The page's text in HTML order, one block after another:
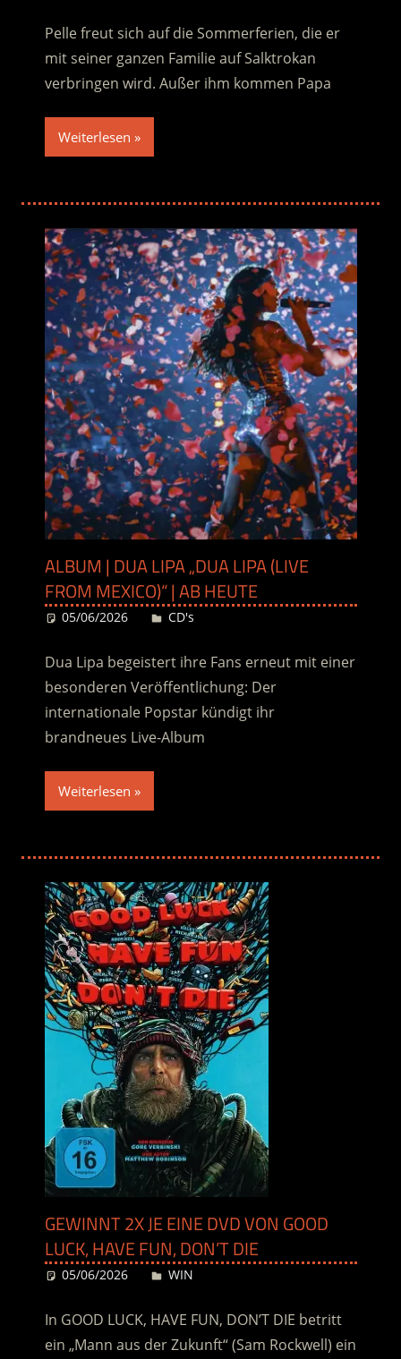
Pelle freut sich auf die Sommerferien, die er
mit seiner ganzen Familie auf Salktrokan
verbringen wird. Außer ihm kommen Papa
Weiterlesen
ALBUM | DUA LIPA „DUA LIPA (LIVE
FROM MEXICO)“ | AB HEUTE
05/06/2026 Desiree
CD's
Dua Lipa begeistert ihre Fans erneut mit einer
besonderen Veröffentlichung: Der
internationale Popstar kündigt ihr
brandneues Live-Album
Weiterlesen
GEWINNT 2X JE EINE DVD VON GOOD
LUCK, HAVE FUN, DON’T DIE
05/06/2026 Desiree
WIN
In GOOD LUCK, HAVE FUN, DON’T DIE betritt
ein „Mann aus der Zukunft“ (Sam Rockwell) ein